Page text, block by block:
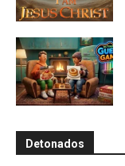
Detonados